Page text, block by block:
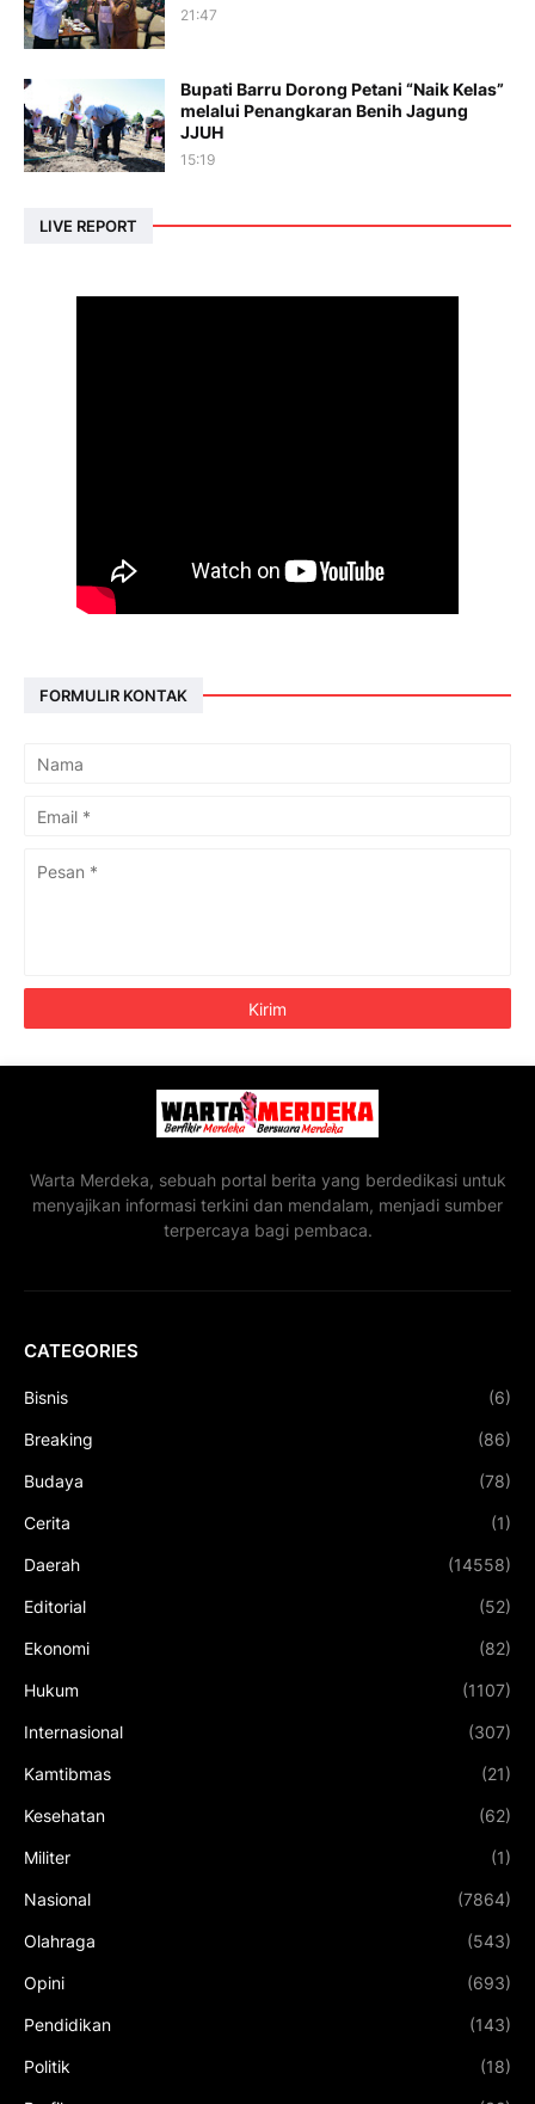
21:47
Bupati Barru Dorong Petani “Naik Kelas”
melalui Penangkaran Benih Jagung
JJUH
15:19
LIVE REPORT
FORMULIR KONTAK
Warta Merdeka, sebuah portal berita yang berdedikasi untuk
menyajikan informasi terkini dan mendalam, menjadi sumber
terpercaya bagi pembaca.
CATEGORIES
Bisnis (6)
Breaking (86)
Budaya (78)
Cerita (1)
Daerah (14558)
Editorial (52)
Ekonomi (82)
Hukum (1107)
Internasional (307)
Kamtibmas (21)
Kesehatan (62)
Militer (1)
Nasional (7864)
Olahraga (543)
Opini (693)
Pendidikan (143)
Politik (18)